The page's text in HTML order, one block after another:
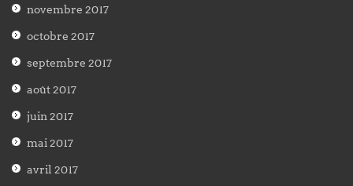
novembre 2017
octobre 2017
septembre 2017
août 2017
juin 2017
mai 2017
avril 2017